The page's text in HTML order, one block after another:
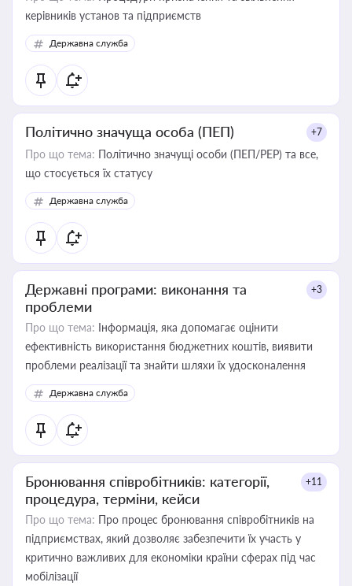
керівників установ та підприємств
Державна служба
Політично значуща особа (ПЕП) +7
Про що тема: Політично значущі особи (ПЕП/PEP) та все,
що стосується їх статусу
Державна служба
Державні програми: виконання та
проблеми
+3
Про що тема: Інформація, яка допомагає оцінити
ефективність використання бюджетних коштів, виявити
проблеми реалізації та знайти шляхи їх удосконалення
Державна служба
Бронювання співробітників: категорії,
процедура, терміни, кейси
+11
Про що тема: Про процес бронювання співробітників на
підприємствах, який дозволяє забезпечити їх участь у
критично важливих для економіки країни сферах під час
мобілізації